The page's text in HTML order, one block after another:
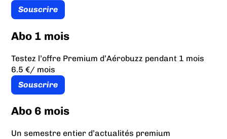
Souscrire
Abo 1 mois
Testez l’offre Premium d’Aérobuzz pendant 1 mois
6.5 €/ mois
Souscrire
Abo 6 mois
Un semestre entier d’actualités premium